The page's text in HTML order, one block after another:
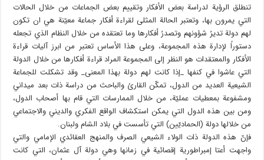
تنطلق الرؤية لدراسة بعض الأفكار وتقييم بعض الجماعات من خلال الحالات
التي يمرون بها، وتعتبر الحالة المثلى لقراءة أفكار جماعة معيّنة هي ان تكون
لهم دولة تديرُ شؤونهم وتصدرُ أفكارها وما تعتقده من خلال النظام الذي تجعله
دستوراً لإدارة هذه المجموعة، وعلى هذا الأساس تعتبر من ابرز آليات قراءة
الأفكار والمعتقدات هو النظر إلى المجموعة المراد قراءة أفكارها من خلال الدولة
التي عاشوا في كنفها _إذا كانت لهم دولة بهذا المعنى_ وقد تشكلت للجماعة
الشيعية العديد من الدول، تمكّن القارئ والباحث من دراسة ذات بعد ميداني
ومشفوعة بمعطيات عمليّة، من خلال الممارسات التي قام بها أصحاب الدول،
ومن بين هذه الدول التي يمكن استكشاف الواقع الفكري والديني والاجتماعي
من خلالها دولة (الحماديّين) التي تأسست في بلاد الشام ولبنان.
فإنّ هذه الدولة ذات الولاء الشيعي الصرف والمنهج العقائدي الإمامي والتي
واجهت أعتا إمبراطورية إقصائية في زمانها وهي دولة آل عثمان، التي كانت